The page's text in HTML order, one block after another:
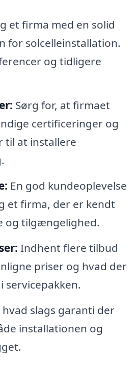
et firma med en solid
for solcelleinstallation.
og tidligere
Sørg for, at firmaet
certificeringer og
til at installere
En god kundeoplevelse
et firma, der er kendt
og tilgængelighed.
Indhent flere tilbud
priser og hvad der
servicepakken.
hvad slags garanti der
installationen og